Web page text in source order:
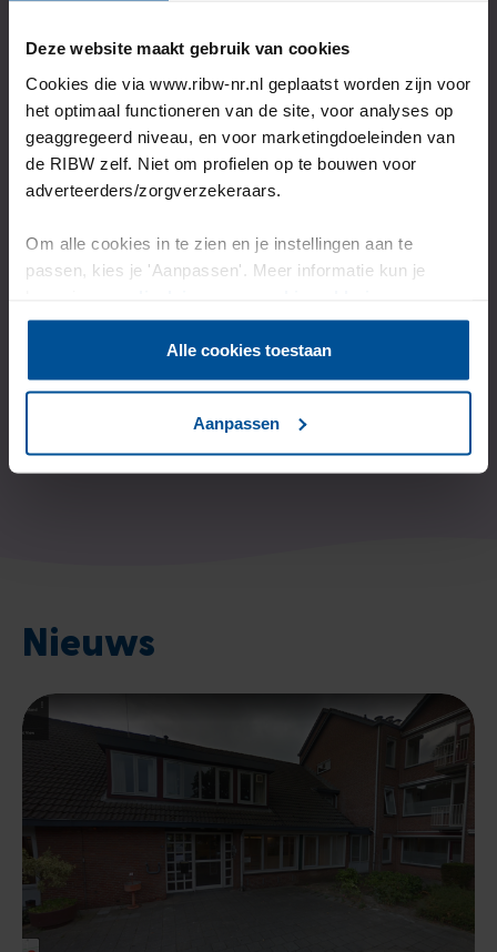
Deze website maakt gebruik van cookies
Cookies die via www.ribw-nr.nl geplaatst worden zijn voor
het optimaal functioneren van de site, voor analyses op
geaggregeerd niveau, en voor marketingdoeleinden van
de RIBW zelf. Niet om profielen op te bouwen voor
adverteerders/zorgverzekeraars.
Om alle cookies in te zien en je instellingen aan te
passen, kies je 'Aanpassen'. Meer informatie kun je
Alle cookies toestaan
Aanpassen
Wil jij ook onze
ondersteuning?
Kijk dan op de aanmeldpagina welke stappen je kan
Of neem contact met ons op als je vragen hebt.
Bijvoorbeeld over onze begeleiding naar herstel.
Nieuws